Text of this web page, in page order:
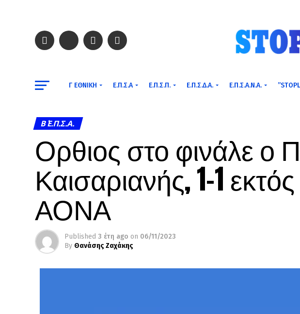
Γ ΕΘΝΙΚΉ Ε.Π.Σ.Α Ε.Π.Σ.Π. Ε.Π.Σ.Δ.Α. Ε.Π.Σ.Α.Ν.Α.
Β΄ Ε.Π.Σ.Α.
Ορθιος στο φινάλε ο
Καισαριανής, 1-1
ΑΟΝΑ
Published 3 έτη ago on 06/11/2023
By Θανάσης Ζαχάκης